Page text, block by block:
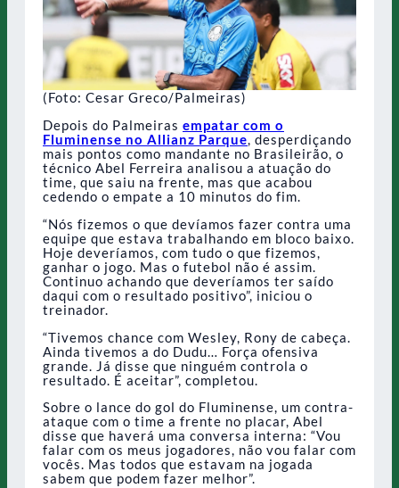
(Foto: Cesar Greco/Palmeiras)
Depois do Palmeiras empatar com o
Fluminense no Allianz Parque, desperdiçando
mais pontos como mandante no Brasileirão, o
técnico Abel Ferreira analisou a atuação do
time, que saiu na frente, mas que acabou
cedendo o empate a 10 minutos do fim.
“Nós fizemos o que devíamos fazer contra uma
equipe que estava trabalhando em bloco baixo.
Hoje deveríamos, com tudo o que fizemos,
ganhar o jogo. Mas o futebol não é assim.
Continuo achando que deveríamos ter saído
daqui com o resultado positivo”, iniciou o
treinador.
“Tivemos chance com Wesley, Rony de cabeça.
Ainda tivemos a do Dudu… Força ofensiva
grande. Já disse que ninguém controla o
resultado. É aceitar”, completou.
Sobre o lance do gol do Fluminense, um contra-
ataque com o time a frente no placar, Abel
disse que haverá uma conversa interna: “Vou
falar com os meus jogadores, não vou falar com
vocês. Mas todos que estavam na jogada
sabem que podem fazer melhor”.